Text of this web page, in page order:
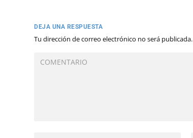
DEJA UNA RESPUESTA
Tu dirección de correo electrónico no será publicada.